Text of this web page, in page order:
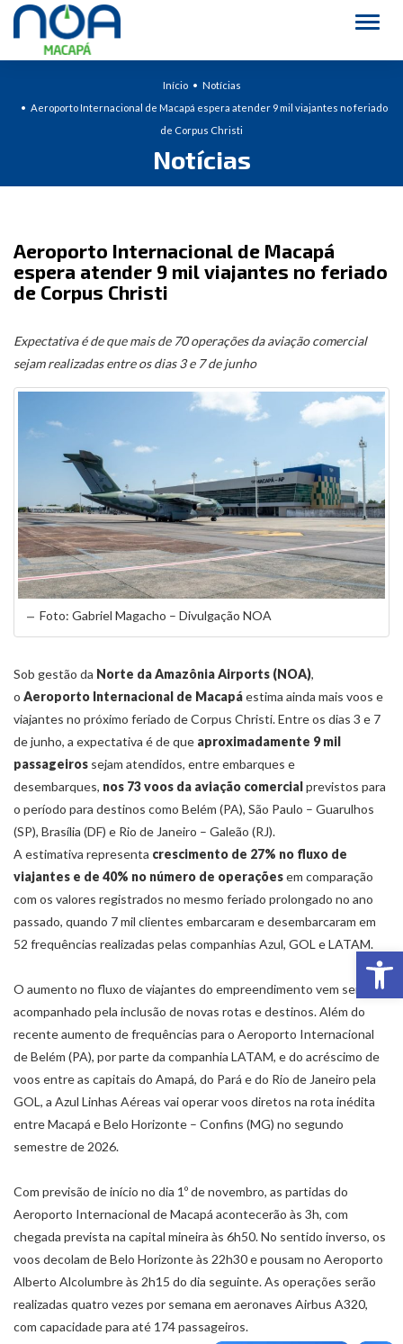
Início
Notícias
Aeroporto Internacional de Macapá espera atender 9 mil viajantes no feriado
de Corpus Christi
Notícias
Aeroporto Internacional de Macapá
espera atender 9 mil viajantes no feriado
de Corpus Christi
Expectativa é de que mais de 70 operações da aviação comercial
sejam realizadas entre os dias 3 e 7 de junho
Foto: Gabriel Magacho – Divulgação NOA
Sob gestão da Norte da Amazônia Airports (NOA),
o Aeroporto Internacional de Macapáestima ainda mais voos e
viajantes no próximo feriado de Corpus Christi. Entre os dias 3 e 7
de junho, a expectativa é de que aproximadamente 9 mil
passageiros sejam atendidos, entre embarques e
desembarques, nos 73 voos da aviação comercialprevistos para
o período para destinos como Belém (PA), São Paulo – Guarulhos
(SP), Brasília (DF) e Rio de Janeiro – Galeão (RJ).
A estimativa representa crescimento de 27% no fluxo de
viajantes e de 40% no número de operaçõesem comparação
com os valores registrados no mesmo feriado prolongado no ano
passado, quando 7 mil clientes embarcaram e desembarcaram em
52 frequências realizadas pelas companhias Azul, GOL e LATAM.
O aumento no fluxo de viajantes do empreendimento vem sendo
acompanhado pela inclusão de novas rotas e destinos. Além do
recente aumento de frequências para o Aeroporto Internacional
de Belém (PA), por parte da companhia LATAM, e do acréscimo de
voos entre as capitais do Amapá, do Pará e do Rio de Janeiro pela
GOL, a Azul Linhas Aéreas vai operar voos diretos na rota inédita
entre Macapá e Belo Horizonte – Confins (MG) no segundo
semestre de 2026.
Com previsão de início no dia 1º de novembro, as partidas do
Aeroporto Internacional de Macapá acontecerão às 3h, com
chegada prevista na capital mineira às 6h50. No sentido inverso, os
voos decolam de Belo Horizonte às 22h30 e pousam no Aeroporto
Alberto Alcolumbre às 2h15 do dia seguinte. As operações serão
realizadas quatro vezes por semana em aeronaves Airbus A320,
com capacidade para até 174 passageiros.